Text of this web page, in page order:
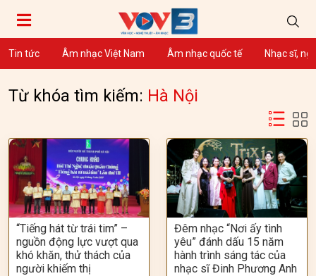
Tin tức Âm nhạc Việt Nam Âm nhạc quốc tế Nhạc sĩ,
Từ khóa tìm kiếm: Hà Nội
“Tiếng hát từ trái tim” –
nguồn động lực vượt qua
khó khăn, thử thách của
người khiếm thị
Đêm nhạc “Nơi ấy tình
yêu” đánh dấu 15 năm
hành trình sáng tác của
nhạc sĩ Đinh Phương Anh